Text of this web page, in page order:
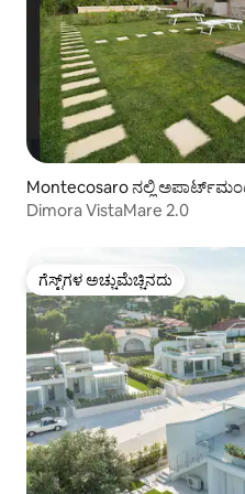
Montecosaro ನಲ್ಲಿ
Dimora VistaMare 2.0
ಗೆಸ್ಟ್‌ಗಳ ಅಚ್ಚುಮೆಚ್ಚಿನದು
ಗೆಸ್ಟ್‌ಗಳ ಅಚ್ಚುಮೆಚ್ಚಿನದು